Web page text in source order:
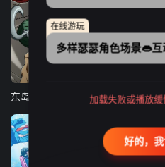
东岛丹三郎想成为假面骑士 古诺
在线游玩
多样瑟瑟角色场景👄
加载失败或播放
好的，